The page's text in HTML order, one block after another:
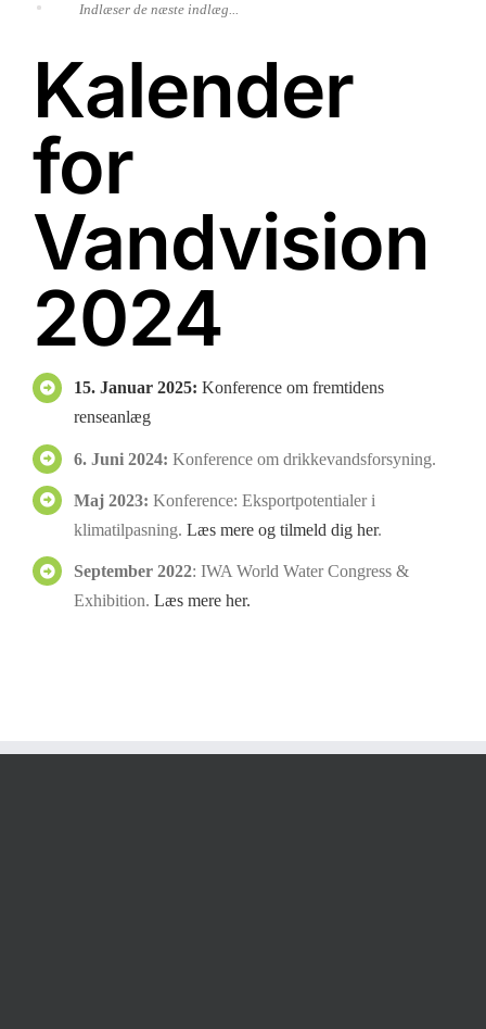
Indlæser de næste indlæg...
Kalender
for
Vandvision
2024
15. Januar 2025: Konference om fremtidens
renseanlæg
6. Juni 2024: Konference om drikkevandsforsyning.
Maj 2023: Konference: Eksportpotentialer i
klimatilpasning.Læs mere og tilmeld dig her.
September 2022: IWA World Water Congress &
Exhibition.Læs mere her.